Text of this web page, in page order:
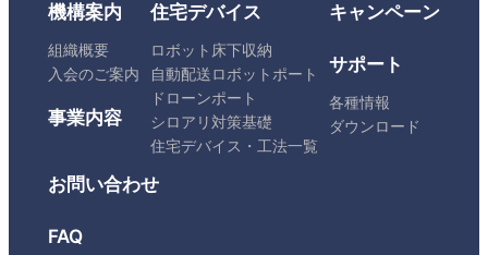
機構案内
組織概要
入会のご案内
事業内容
住宅デバイス
ロボット床下収納
自動配送ロボットポート
ドローンポート
シロアリ対策基礎
住宅デバイス・工法一覧
キャンペーン
サポート
各種情報
ダウンロード
お問い合わせ
FAQ